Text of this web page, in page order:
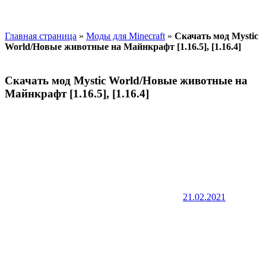
Главная страница » Моды для Minecraft » Скачать мод Mystic
World/Новые животные на Майнкрафт [1.16.5], [1.16.4]
Скачать мод Mystic World/Новые животные на
Майнкрафт [1.16.5], [1.16.4]
21.02.2021